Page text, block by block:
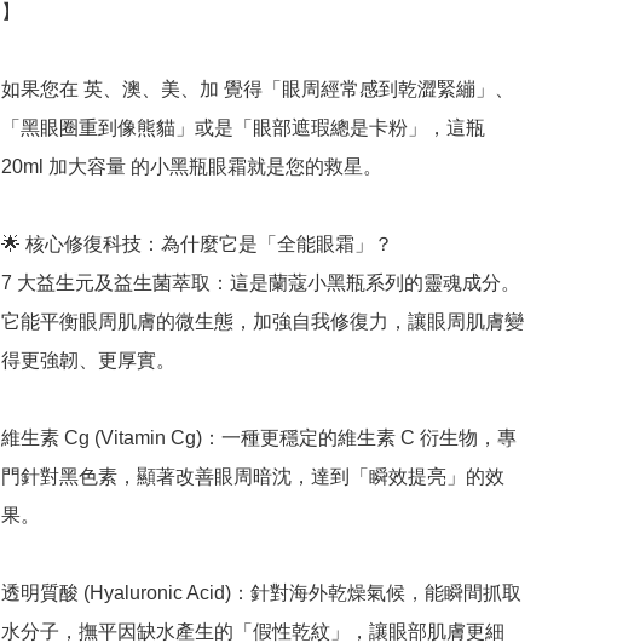
】
如果您在 英、澳、美、加 覺得「眼周經常感到乾澀緊繃」、
「黑眼圈重到像熊貓」或是「眼部遮瑕總是卡粉」，這瓶
20ml 加大容量 的小黑瓶眼霜就是您的救星。
🌟 核心修復科技：為什麼它是「全能眼霜」？
7 大益生元及益生菌萃取：這是蘭蔻小黑瓶系列的靈魂成分。
它能平衡眼周肌膚的微生態，加強自我修復力，讓眼周肌膚變
得更強韌、更厚實。
維生素 Cg (Vitamin Cg)：一種更穩定的維生素 C 衍生物，專
門針對黑色素，顯著改善眼周暗沈，達到「瞬效提亮」的效
果。
透明質酸 (Hyaluronic Acid)：針對海外乾燥氣候，能瞬間抓取
水分子，撫平因缺水產生的「假性乾紋」，讓眼部肌膚更細